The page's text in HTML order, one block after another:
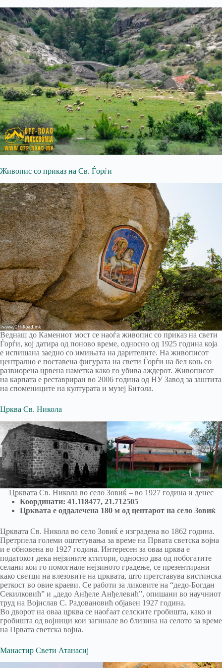
Живопис со приказ на Св. Ѓорѓи
Веднаш до Камениот мост се наоѓа живопис со приказ на свети
Ѓорѓи, кој датира од поново време, односно од 1925 година која
е испишана заедно со имињата на дарителите. На живописот
централно е поставена фигурата на свети Ѓорѓи на бел коњ со
развиорена црвена наметка како го убива аждерот. Живописот
на карпата е реставриран во 2006 година од НУ Завод за заштита
на спомениците на културата и музеј Битола.
Црква Св. Никола
Црквата Св. Никола во село Зовиќ – во 1927 година и денес
Координати: 41.118477, 21.712505
Црквата е оддалечена 180 м од центарот на село Зовиќ
Црквата Св. Никола во село Зовиќ е изградена во 1862 година.
Претрпела големи оштетувања за време на Првата светска војна
и е обновена во 1927 година. Интересен за оваа црква е
податокот дека нејзините ктитори, односно два од побогатите
селани кои го помогнале нејзиното градење, се презентирани
како светци на влезовите на црквата, што претставува вистинска
реткост во овие краеви. Се работи за ликовите на “дедо-Богдан
Секилковић” и „дедо Анђеле Анђелевић”, опишани во научниот
труд на Војислав С. Радовановић објавен 1927 година.
Во дворот на оваа црква се наоѓаат селските гробишта, како и
гробишта од војници кои загинале во близина на селото за време
на Првата светска војна.
Манастир Свети Атанасиј